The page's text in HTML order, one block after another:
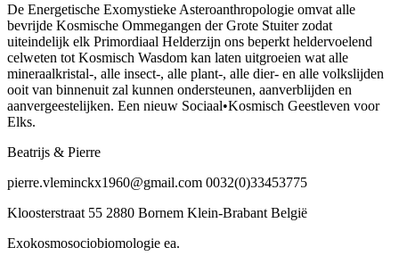
De Energetische Exomystieke Asteroanthropologie omvat alle
bevrijde Kosmische Ommegangen der Grote Stuiter zodat
uiteindelijk elk Primordiaal Helderzijn ons beperkt heldervoelend
celweten tot Kosmisch Wasdom kan laten uitgroeien wat alle
mineraalkristal-, alle insect-, alle plant-, alle dier- en alle volkslijden
ooit van binnenuit zal kunnen ondersteunen, aanverblijden en
aanvergeestelijken. Een nieuw Sociaal•Kosmisch Geestleven voor
Elks.
Beatrijs & Pierre
pierre.vleminckx1960@gmail.com 0032(0)33453775
Kloosterstraat 55 2880 Bornem Klein-Brabant België
Exokosmosociobiomologie ea.